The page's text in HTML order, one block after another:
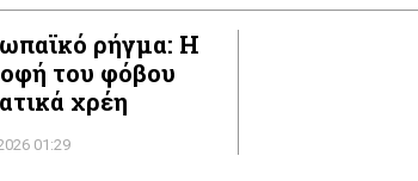
ρήγμα: Η
του φόβου
χρέη
01:29